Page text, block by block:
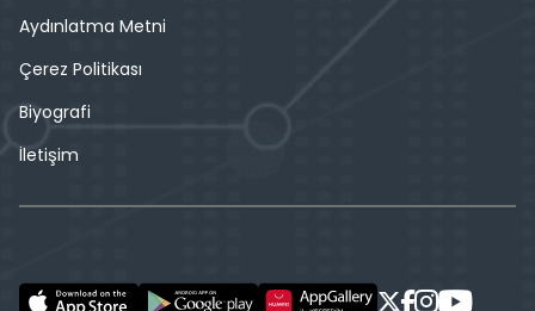
Aydınlatma Metni
Çerez Politikası
Biyografi
İletişim